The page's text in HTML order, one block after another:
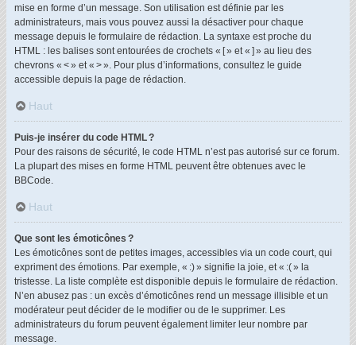
mise en forme d’un message. Son utilisation est définie par les
administrateurs, mais vous pouvez aussi la désactiver pour chaque
message depuis le formulaire de rédaction. La syntaxe est proche du
HTML : les balises sont entourées de crochets « [ » et « ] » au lieu des
chevrons « < » et « > ». Pour plus d’informations, consultez le guide
accessible depuis la page de rédaction.
Haut
Puis-je insérer du code HTML ?
Pour des raisons de sécurité, le code HTML n’est pas autorisé sur ce forum.
La plupart des mises en forme HTML peuvent être obtenues avec le
BBCode.
Haut
Que sont les émoticônes ?
Les émoticônes sont de petites images, accessibles via un code court, qui
expriment des émotions. Par exemple, « :) » signifie la joie, et « :( » la
tristesse. La liste complète est disponible depuis le formulaire de rédaction.
N’en abusez pas : un excès d’émoticônes rend un message illisible et un
modérateur peut décider de le modifier ou de le supprimer. Les
administrateurs du forum peuvent également limiter leur nombre par
message.